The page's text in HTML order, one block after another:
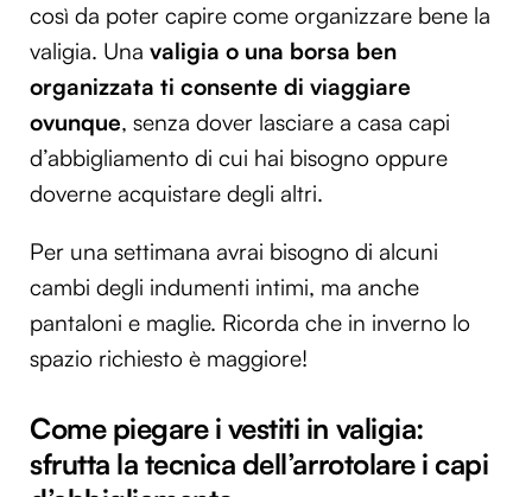
così da poter capire come organizzare bene la
valigia. Una valigia o una borsa ben
organizzata ti consente di viaggiare
ovunque, senza dover lasciare a casa capi
d’abbigliamento di cui hai bisogno oppure
doverne acquistare degli altri.
Per una settimana avrai bisogno di alcuni
cambi degli indumenti intimi, ma anche
pantaloni e maglie. Ricorda che in inverno lo
spazio richiesto è maggiore!
Come piegare i vestiti in valigia:
sfrutta la tecnica dell’arrotolare i capi